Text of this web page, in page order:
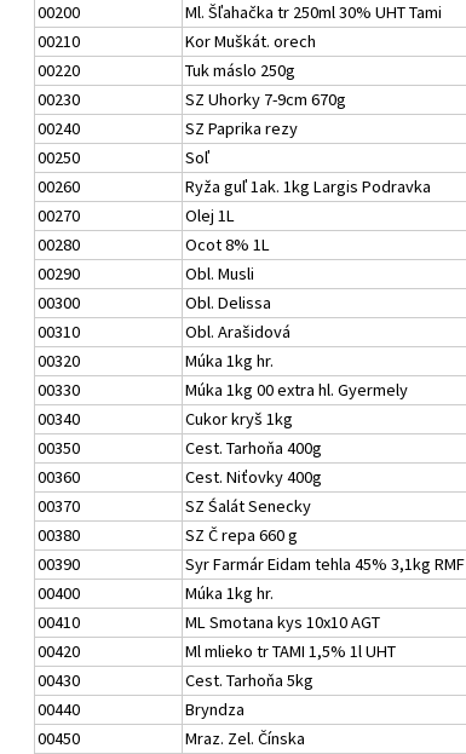
00200
Ml. Šľahačka tr 250ml 30% UHT Tami
00210
Kor Muškát. orech
00220
Tuk máslo 250g
00230
SZ Uhorky 7-9cm 670g
00240
SZ Paprika rezy
00250
Soľ
00260
Ryža guľ 1ak. 1kg Largis Podravka
00270
Olej 1L
00280
Ocot 8% 1L
00290
Obl. Musli
00300
Obl. Delissa
00310
Obl. Arašidová
00320
Múka 1kg hr.
00330
Múka 1kg 00 extra hl. Gyermely
00340
Cukor kryš 1kg
00350
Cest. Tarhoňa 400g
00360
Cest. Niťovky 400g
00370
SZ Śalát Senecky
00380
SZ Č repa 660 g
00390
Syr Farmár Eidam tehla 45% 3,1kg RMF
00400
Múka 1kg hr.
00410
ML Smotana kys 10x10 AGT
00420
Ml mlieko tr TAMI 1,5% 1l UHT
00430
Cest. Tarhoňa 5kg
00440
Bryndza
00450
Mraz. Zel. Čínska